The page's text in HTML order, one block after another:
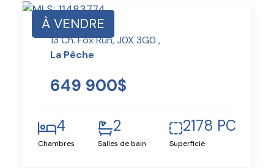
À VENDRE
13 Ch. Fox Run, J0X 3G0 ,
La Pêche
649 900$
4
Chambres
2
Salles de bain
2178 PC
Superficie